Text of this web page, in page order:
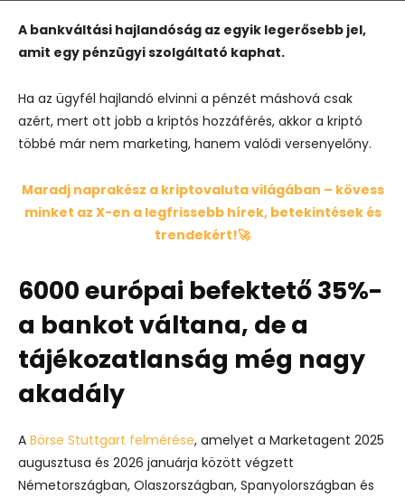
A bankváltási hajlandóság az egyik legerősebb jel,
amit egy pénzügyi szolgáltató kaphat.
Ha az ügyfél hajlandó elvinni a pénzét máshová csak
azért, mert ott jobb a kriptós hozzáférés, akkor a kriptó
többé már nem marketing, hanem valódi versenyelőny.
Maradj naprakész a kriptovaluta világában – kövess
minket az X-en a legfrissebb hírek, betekintések és
trendekért!🚀
6000 európai befektető 35%-
a bankot váltana, de a
tájékozatlanság még nagy
akadály
A Börse Stuttgart felmérése, amelyet a Marketagent 2025
augusztusa és 2026 januárja között végzett
Németországban, Olaszországban, Spanyolországban és